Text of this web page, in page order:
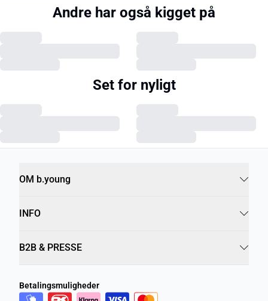
Andre har også kigget på
Set for nyligt
OM b.young
INFO
B2B & PRESSE
Betalingsmuligheder